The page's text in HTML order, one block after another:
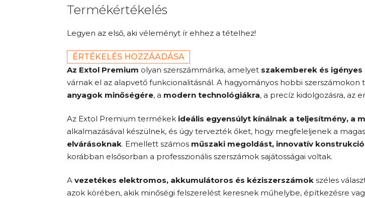
Termékértékelés
Legyen az első, aki véleményt ír ehhez a tételhez!
ÉRTÉKELÉS HOZZÁADÁSA
Az Extol Premium olyan szerszámmárka, amelyet szakemberek és
várnak el az alapvető funkcionalitásnál. A hagyományos hobbi
anyagok minőségére, a modern technológiákra, a precíz kidolgozásra, az
Az Extol Premium termékek ideális egyensúlyt kínálnak a teljesítmény, a
alkalmazásával készülnek, és úgy tervezték őket, hogy megfeleljenek a
elvárásoknak. Emellett számos műszaki megoldást, innovatív
korábban elsősorban a professzionális szerszámok sajátosságai voltak.
A vezetékes elektromos, akkumulátoros és kéziszerszámok széles
azok körében, akik minőségi felszerelést keresnek műhelybe, építkezésre